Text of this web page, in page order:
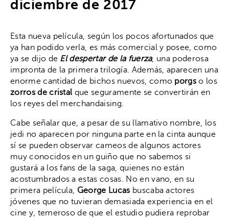
diciembre de 2017
Esta nueva película, según los pocos afortunados que
ya han podido verla, es más comercial y posee, como
ya se dijo de El despertar de la fuerza, una poderosa
impronta de la primera trilogía. Además, aparecen una
enorme cantidad de bichos nuevos, como porgs o los
zorros de cristalque seguramente se convertirán en
los reyes del merchandaising.
Cabe señalar que, a pesar de su llamativo nombre, los
jedi no aparecen por ninguna parte en la cinta aunque
sí se pueden observar cameos de algunos actores
muy conocidos en un guiño que no sabemos si
gustará a los fans de la saga, quienes no están
acostumbrados a estas cosas. No en vano, en su
primera película, George Lucas buscaba actores
jóvenes que no tuvieran demasiada experiencia en el
cine y, temeroso de que el estudio pudiera reprobar